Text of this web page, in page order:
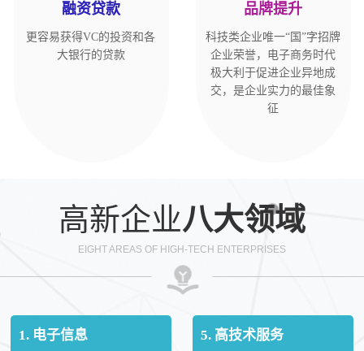
融资贷款
更容易获得VC的投资和各
大银行的贷款
品牌提升
科技类企业唯一“国”字招牌
企业荣誉，电子商务时代
极大利于促进企业异地成
交，是企业实力的最佳象
征
高新企业八大领域
EIGHT AREAS OF HIGH-TECH ENTERPRISES
1. 电子信息 5. 高技术服务